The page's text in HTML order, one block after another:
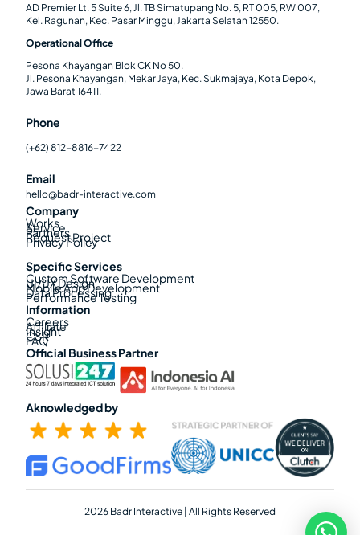
AD Premier Lt. 5 Suite 6, Jl. TB Simatupang No. 5, RT 005, RW 007,
Kel. Ragunan, Kec. Pasar Minggu, Jakarta Selatan 12550.
Operational Office
Pesona Khayangan Blok CK No 50.
Jl. Pesona Khayangan, Mekar Jaya, Kec. Sukmajaya, Kota Depok,
Jawa Barat 16411.
Phone
(+62) 812-8816-7422
Email
hello@badr-interactive.com
Company
Works
Service
Partners
Request Project
Privacy Policy
Specific Services
Custom Software Development
UI/UX Design
Mobile App Development
Data Processing
Performance Testing
Information
Careers
Affiliate
Insight
CSR
FAQ
Official Business Partner
Aknowledged by
2026 Badr Interactive | All Rights Reserved